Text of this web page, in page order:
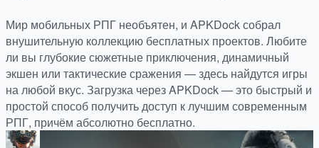
Мир мобильных РПГ необъятен, и APKDock собрал
внушительную коллекцию бесплатных проектов. Любите
ли вы глубокие сюжетные приключения, динамичный
экшен или тактические сражения — здесь найдутся игры
на любой вкус. Загрузка через APKDock — это быстрый и
простой способ получить доступ к лучшим современным
РПГ, причём абсолютно бесплатно.